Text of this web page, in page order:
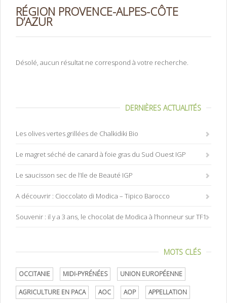
RÉGION PROVENCE-ALPES-CÔTE
D’AZUR
Désolé, aucun résultat ne correspond à votre recherche.
DERNIÈRES ACTUALITÉS
Les olives vertes grillées de Chalkidiki Bio
Le magret séché de canard à foie gras du Sud Ouest IGP
Le saucisson sec de l’Ile de Beauté IGP
A découvrir : Cioccolato di Modica – Tipico Barocco
Souvenir : il y a 3 ans, le chocolat de Modica à l’honneur sur TF1
MOTS CLÉS
OCCITANIE MIDI-PYRÉNÉES UNION EUROPÉENNE
AGRICULTURE EN PACA AOC AOP APPELLATION